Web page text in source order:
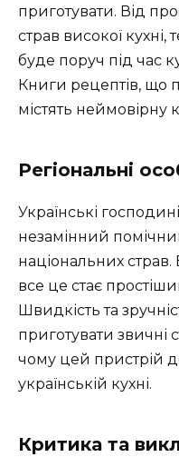
приготувати. Від
страв високої
буде поруч під час
Книги рецептів, що
містять неймовірну
Регіональні
Українські
незамінний
національних
все це стає
Швидкість та
приготувати звичні
чому цей пристрій
українській кухні.
Критика та